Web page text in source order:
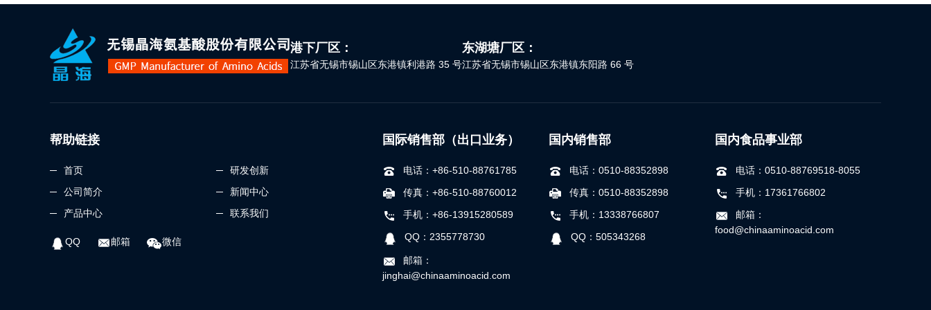
港下厂区：
江苏省无锡市锡山区东港镇利港路 35 号
东湖塘厂区：
江苏省无锡市锡山区东港镇东阳路 66 号
帮助链接
首页
公司简介
产品中心
研发创新
新闻中心
联系我们
国际销售部（出口业务）
电话：+86-510-88761785
传真：+86-510-88760012
手机：+86-13915280589
QQ：2355778730
邮箱：
jinghai@chinaaminoacid.com
国内销售部
电话：0510-88352898
传真：0510-88352898
手机：13338766807
QQ：505343268
国内食品事业部
电话：0510-88769518-8055
手机：17361766802
邮箱：
food@chinaaminoacid.com
QQ
邮箱 微信